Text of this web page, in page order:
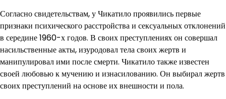
Согласно свидетельствам, у Чикатило проявились первые
признаки психического расстройства и сексуальных отклонений
в середине 1960-х годов. В своих преступлениях он совершал
насильственные акты, изуродовал тела своих жертв и
манипулировал ими после смерти. Чикатило также известен
своей любовью к мучению и изнасилованию. Он выбирал жертв
своих преступлений на основе их внешности и пола.